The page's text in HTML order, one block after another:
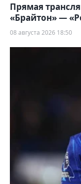
Прямая
«Брайтон» —
08 августа 2026 18:50